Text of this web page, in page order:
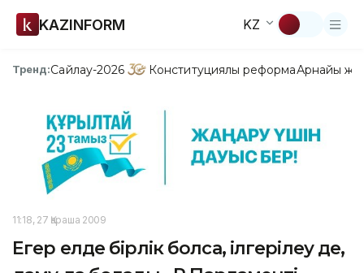
KAZINFORM KZ
Тренд:Сайлау-2026 Конституциялық реформаАрнайы
11:18, 27 Қараша 2009
Егер елде бірлік болса, ілгерілеу де,